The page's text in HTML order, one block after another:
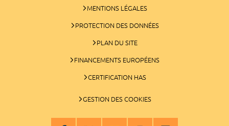
MENTIONS LÉGALES
PROTECTION DES DONNÉES
PLAN DU SITE
FINANCEMENTS EUROPÉENS
CERTIFICATION HAS
GESTION DES COOKIES